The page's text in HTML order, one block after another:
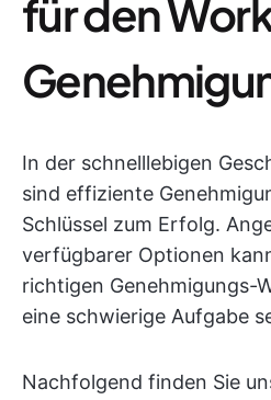
für den
In der schnelllebigen
sind effiziente
Schlüssel zum Erfolg.
verfügbarer Optionen
richtigen Genehmigungs-
eine schwierige Aufgabe
Nachfolgend finden Sie